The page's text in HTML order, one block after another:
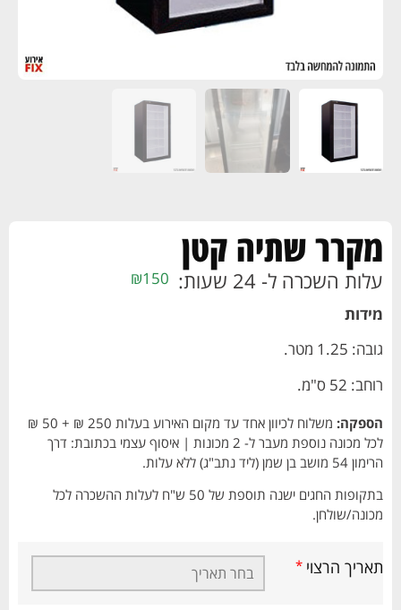
מקרר שתיה קטן
עלות השכרה ל- 24 שעות: ₪150
מידות
גובה: 1.25 מטר.
רוחב: 52 ס"מ.
הספקה:
משלוח לכיוון אחד עד מקום האירוע בעלות 250 ₪ + 50 ₪
לכל מכונה נוספת מעבר ל- 2 מכונות | איסוף עצמי בכתובת: דרך
הרימון 54 מושב בן שמן (ליד נתב"ג) ללא עלות.
בתקופות החגים ישנה תוספת של 50 ש"ח לעלות ההשכרה לכל
מכונה/שולחן.
תאריך הרצוי *